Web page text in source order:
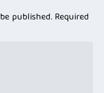
published. Required